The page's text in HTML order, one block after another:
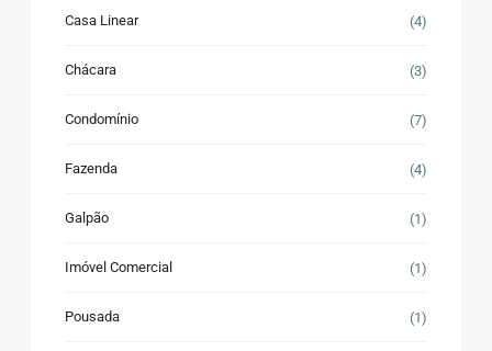
Casa Linear (4)
Chácara (3)
Condomínio (7)
Fazenda (4)
Galpão (1)
Imóvel Comercial (1)
Pousada (1)